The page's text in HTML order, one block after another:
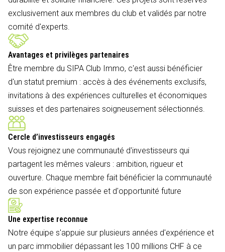
exclusivement aux membres du club et validés par notre
comité d'experts.
Avantages et privilèges partenaires
Être membre du SIPA Club Immo, c'est aussi bénéficier
d'un statut premium : accès à des événements exclusifs,
invitations à des expériences culturelles et économiques
suisses et des partenaires soigneusement sélectionnés.
Cercle d’investisseurs engagés
Vous rejoignez une communauté d'investisseurs qui
partagent les mêmes valeurs : ambition, rigueur et
ouverture. Chaque membre fait bénéficier la communauté
de son expérience passée et d'opportunité future
Une expertise reconnue
Notre équipe s'appuie sur plusieurs années d'expérience et
un parc immobilier dépassant les 100 millions CHF à ce